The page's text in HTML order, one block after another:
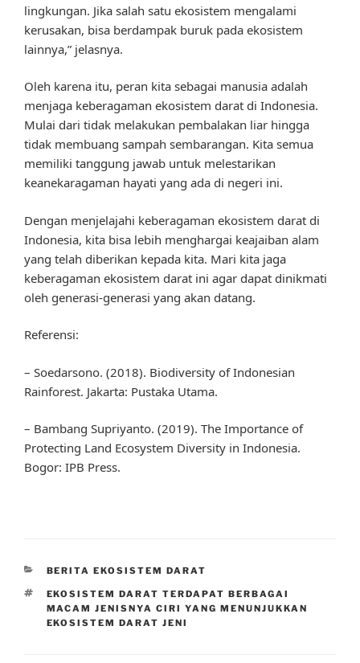
lingkungan. Jika salah satu ekosistem mengalami
kerusakan, bisa berdampak buruk pada ekosistem
lainnya,” jelasnya.
Oleh karena itu, peran kita sebagai manusia adalah
menjaga keberagaman ekosistem darat di Indonesia.
Mulai dari tidak melakukan pembalakan liar hingga
tidak membuang sampah sembarangan. Kita semua
memiliki tanggung jawab untuk melestarikan
keanekaragaman hayati yang ada di negeri ini.
Dengan menjelajahi keberagaman ekosistem darat di
Indonesia, kita bisa lebih menghargai keajaiban alam
yang telah diberikan kepada kita. Mari kita jaga
keberagaman ekosistem darat ini agar dapat dinikmati
oleh generasi-generasi yang akan datang.
Referensi:
– Soedarsono. (2018). Biodiversity of Indonesian
Rainforest. Jakarta: Pustaka Utama.
– Bambang Supriyanto. (2019). The Importance of
Protecting Land Ecosystem Diversity in Indonesia.
Bogor: IPB Press.
CATEGORIES
BERITA EKOSISTEM DARAT
TAGS
EKOSISTEM DARAT TERDAPAT BERBAGAI
MACAM JENISNYA CIRI YANG MENUNJUKKAN
EKOSISTEM DARAT JENI